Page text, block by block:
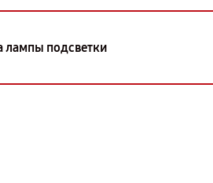
лампы подсветки